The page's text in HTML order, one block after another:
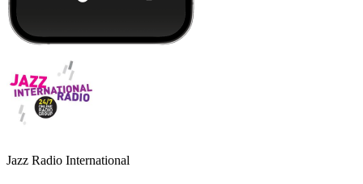
Jazz Radio International